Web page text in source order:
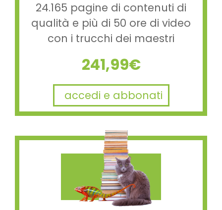
24.165 pagine di contenuti di
qualità e più di 50 ore di video
con i trucchi dei maestri
241,99€
accedi e abbonati